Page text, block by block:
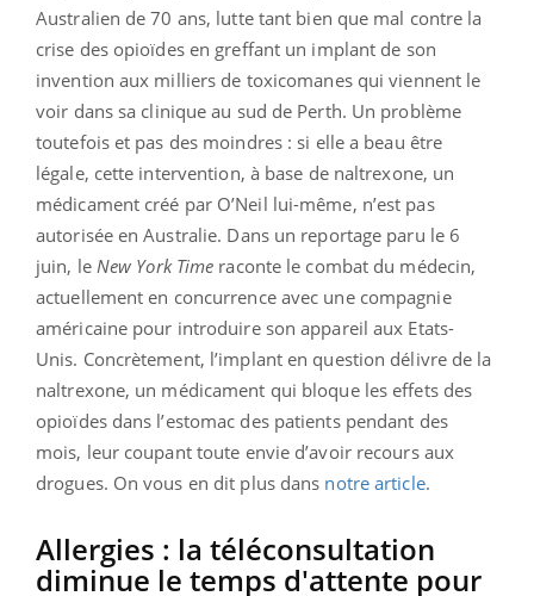
Australien de 70 ans, lutte tant bien que mal contre la
crise des opioïdes en greffant un implant de son
invention aux milliers de toxicomanes qui viennent le
voir dans sa clinique au sud de Perth. Un problème
toutefois et pas des moindres : si elle a beau être
légale, cette intervention, à base de naltrexone, un
médicament créé par O’Neil lui-même, n’est pas
autorisée en Australie. Dans un reportage paru le 6
juin, le New York Time raconte le combat du médecin,
actuellement en concurrence avec une compagnie
américaine pour introduire son appareil aux Etats-
Unis. Concrètement, l’implant en question délivre de la
naltrexone, un médicament qui bloque les effets des
opioïdes dans l’estomac des patients pendant des
mois, leur coupant toute envie d’avoir recours aux
drogues. On vous en dit plus dans notre article.
Allergies : la téléconsultation
diminue le temps d'attente pour